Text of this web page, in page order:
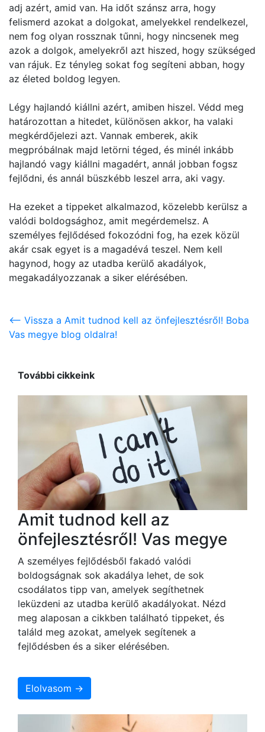
adj azért, amid van. Ha időt szánsz arra, hogy
felismerd azokat a dolgokat, amelyekkel rendelkezel,
nem fog olyan rossznak tűnni, hogy nincsenek meg
azok a dolgok, amelyekről azt hiszed, hogy szükséged
van rájuk. Ez tényleg sokat fog segíteni abban, hogy
az életed boldog legyen.
Légy hajlandó kiállni azért, amiben hiszel. Védd meg
határozottan a hitedet, különösen akkor, ha valaki
megkérdőjelezi azt. Vannak emberek, akik
megpróbálnak majd letörni téged, és minél inkább
hajlandó vagy kiállni magadért, annál jobban fogsz
fejlődni, és annál büszkébb leszel arra, aki vagy.
Ha ezeket a tippeket alkalmazod, közelebb kerülsz a
valódi boldogsághoz, amit megérdemelsz. A
személyes fejlődésed fokozódni fog, ha ezek közül
akár csak egyet is a magadévá teszel. Nem kell
hagynod, hogy az utadba kerülő akadályok,
megakadályozzanak a siker elérésében.
<-- Vissza a Amit tudnod kell az önfejlesztésről! Boba
Vas megye blog oldalra!
További cikkeink
Amit tudnod kell az
önfejlesztésről! Vas megye
A személyes fejlődésből fakadó valódi
boldogságnak sok akadálya lehet, de sok
csodálatos tipp van, amelyek segíthetnek
leküzdeni az utadba kerülő akadályokat. Nézd
meg alaposan a cikkben található tippeket, és
találd meg azokat, amelyek segítenek a
fejlődésben és a siker elérésében.
Elolvasom →